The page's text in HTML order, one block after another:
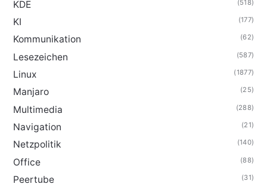
KDE (518)
KI (177)
Kommunikation (62)
Lesezeichen (587)
Linux (1877)
Manjaro (25)
Multimedia (288)
Navigation (21)
Netzpolitik (140)
Office (88)
Peertube (31)